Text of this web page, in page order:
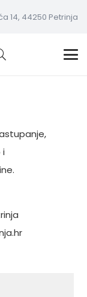
14, 44250 Petrinja
i